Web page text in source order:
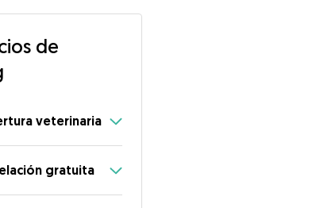
de
veterinaria
gratuita